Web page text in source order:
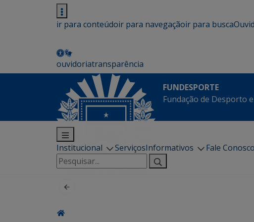
ir para conteúdoir para navegaçãoir para busca
ouvidoriatransparência
FUNDESPORTE
Fundação de Desporto
Institucional ServiçosInformativos
Fale Conosco
Pesquisar
por: